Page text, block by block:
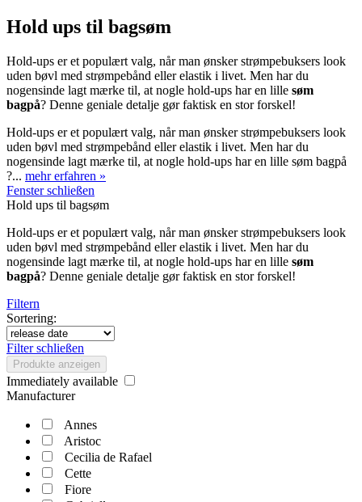
Hold ups til bagsøm
Hold-ups er et populært valg, når man ønsker strømpebuksers look
uden bøvl med strømpebånd eller elastik i livet. Men har du
nogensinde lagt mærke til, at nogle hold-ups har en lille søm
bagpå? Denne geniale detalje gør faktisk en stor forskel!
Hold-ups er et populært valg, når man ønsker strømpebuksers look
uden bøvl med strømpebånd eller elastik i livet. Men har du
nogensinde lagt mærke til, at nogle hold-ups har en lille søm bagpå
?... mehr erfahren »
Fenster schließen
Hold ups til bagsøm
Hold-ups er et populært valg, når man ønsker strømpebuksers look
uden bøvl med strømpebånd eller elastik i livet. Men har du
nogensinde lagt mærke til, at nogle hold-ups har en lille søm
bagpå? Denne geniale detalje gør faktisk en stor forskel!
Filtern
Sortering:
Filter schließen
Produkte anzeigen
Immediately available
Manufacturer
Annes
Aristoc
Cecilia de Rafael
Cette
Fiore